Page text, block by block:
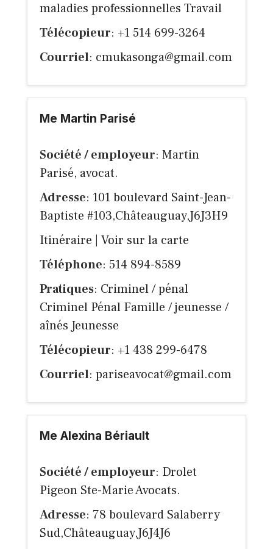
maladies professionnelles Travail
Télécopieur: +1 514 699-3264
Courriel: cmukasonga@gmail.com
Me Martin Parisé
Société / employeur: Martin
Parisé, avocat.
Adresse: 101 boulevard Saint-Jean-
Baptiste #103,Châteauguay,J6J3H9
Itinéraire
Voir sur la carte
Téléphone: 514 894-8589
Pratiques: Criminel / pénal
Criminel Pénal Famille / jeunesse /
aînés Jeunesse
Télécopieur: +1 438 299-6478
Courriel: pariseavocat@gmail.com
Me Alexina Bériault
Société / employeur: Drolet
Pigeon Ste-Marie Avocats.
Adresse: 78 boulevard Salaberry
Sud,Châteauguay,J6J4J6